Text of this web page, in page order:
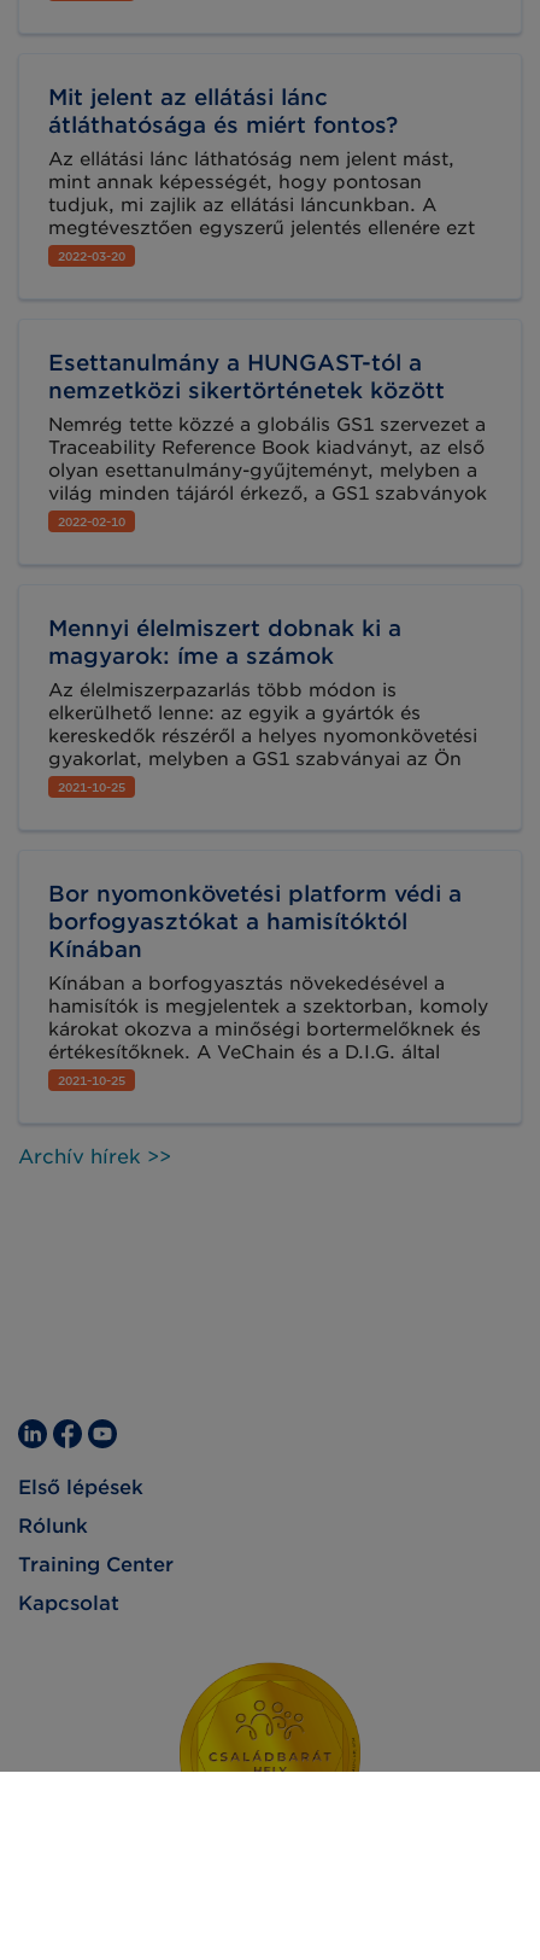
adó mértékét az adónem legfelső sávjában.
Mit jelent az ellátási lánc
átláthatósága és miért fontos?
Az ellátási lánc láthatóság nem jelent mást,
mint annak képességét, hogy pontosan
tudjuk, mi zajlik az ellátási láncunkban. A
megtévesztően egyszerű jelentés ellenére ezt
egyáltalán nem könnyű elérni. Az elmúlt
rendes menetét gátoló eseményeket.
2022-03-20
Esettanulmány a HUNGAST-tól a
nemzetközi sikertörténetek között
Nemrég tette közzé a globális GS1 szervezet a
Traceability Reference Book kiadványt, az első
olyan esettanulmány-gyűjteményt, melyben a
világ minden tájáról érkező, a GS1 szabványok
közreműködésével megvalósított
szabványbevezetésével is találkozhatnak az
érdeklődők.
2022-02-10
Mennyi élelmiszert dobnak ki a
magyarok: íme a számok
Az élelmiszerpazarlás több módon is
elkerülhető lenne: az egyik a gyártók és
kereskedők részéről a helyes nyomonkövetési
gyakorlat, melyben a GS1 szabványai az Ön
segítségére is lehetnek. A hatékony nyomon
mennyiségét.
2021-10-25
Bor nyomonkövetési platform védi a
borfogyasztókat a hamisítóktól
Kínában
Kínában a borfogyasztás növekedésével a
hamisítók is megjelentek a szektorban, komoly
károkat okozva a minőségi bortermelőknek és
értékesítőknek. A VeChain és a D.I.G. által
közösen kifejlesztett, blockchain-alapú Bor
Penfolds Bin 407 Cabernet Sauvignon bora is
felkerült az alkalmazásba.
2021-10-25
Archív hírek >>
Első lépések
Rólunk
Training Center
Kapcsolat